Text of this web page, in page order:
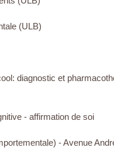
(ULB)
diagnostic et
- affirmation de soi
- Avenue